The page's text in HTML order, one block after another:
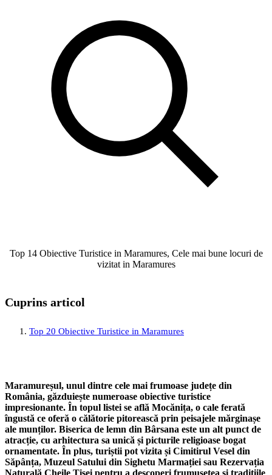
Top 14 Obiective Turistice in Maramures, Cele mai bune locuri de
vizitat in Maramures
Cuprins articol
Top 20 Obiective Turistice in Maramures
Maramureșul, unul dintre cele mai frumoase județe din
România, găzduiește numeroase obiective turistice
impresionante. În topul listei se află Mocănița, o cale ferată
îngustă ce oferă o călătorie pitorească prin peisajele mărginașe
ale munților. Biserica de lemn din Bârsana este un alt punct de
atracție, cu arhitectura sa unică și picturile religioase bogat
ornamentate. În plus, turiștii pot vizita și Cimitirul Vesel din
Săpânța, Muzeul Satului din Sighetu Marmației sau Rezervația
Naturală Cheile Tisei pentru a descoperi frumusețea și tradițiile